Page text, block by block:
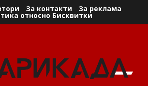
За контакти За реклама
относно Бисквитки